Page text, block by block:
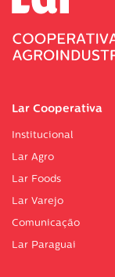
Lar Cooperativa
Institucional
Lar Agro
Lar Foods
Lar Varejo
Comunicação
Lar Paraguai